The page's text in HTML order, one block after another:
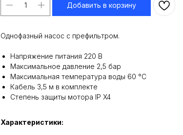
Добавить в корзину
Однофазный насос с префильтром.
Напряжение питания 220 В
Максимальное давление 2,5 бар
Максимальная температура воды 60 °С
Кабель 3,5 м в комплекте
Степень защиты мотора IP X4
Характеристики: